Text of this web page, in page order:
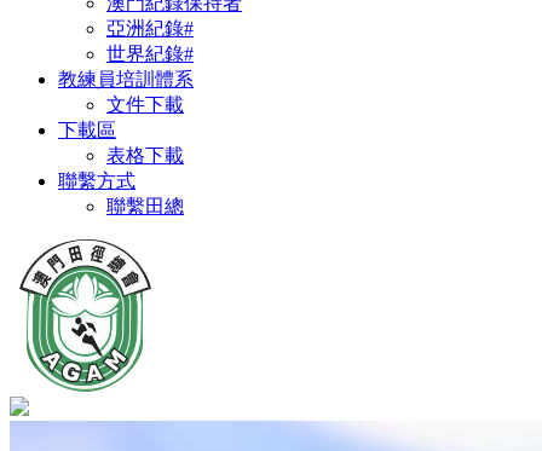
亞洲紀錄#
世界紀錄#
教練員培訓體系
文件下載
下載區
表格下載
聯繫方式
聯繫田總